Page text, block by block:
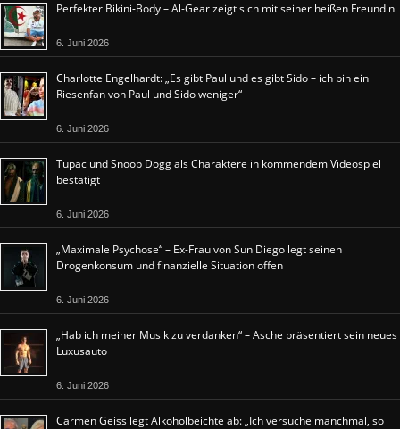
Perfekter Bikini-Body – Al-Gear zeigt sich mit seiner heißen Freundin
6. Juni 2026
Charlotte Engelhardt: „Es gibt Paul und es gibt Sido – ich bin ein
Riesenfan von Paul und Sido weniger“
6. Juni 2026
Tupac und Snoop Dogg als Charaktere in kommendem Videospiel
bestätigt
6. Juni 2026
„Maximale Psychose“ – Ex-Frau von Sun Diego legt seinen
Drogenkonsum und finanzielle Situation offen
6. Juni 2026
„Hab ich meiner Musik zu verdanken“ – Asche präsentiert sein neues
Luxusauto
6. Juni 2026
Carmen Geiss legt Alkoholbeichte ab: „Ich versuche manchmal, so